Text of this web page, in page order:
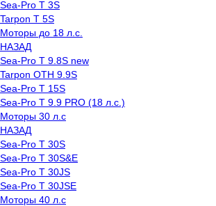
Sea-Pro T 3S
Tarpon T 5S
Моторы до 18 л.с.
НАЗАД
Sea-Pro T 9.8S new
Tarpon OTH 9.9S
Sea-Pro T 15S
Sea-Pro T 9.9 PRO (18 л.с.)
Моторы 30 л.с
НАЗАД
Sea-Pro T 30S
Sea-Pro T 30S&E
Sea-Pro T 30JS
Sea-Pro T 30JSE
Моторы 40 л.с